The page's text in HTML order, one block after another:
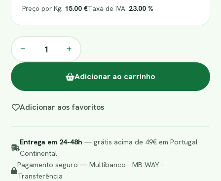
Preço por Kg: 15.00 €Taxa de IVA: 23.00 %
− +
Adicionar ao carrinho
Adicionar aos favoritos
Entrega em 24-48h — grátis acima de 49€ em Portugal
Continental
Pagamento seguro — Multibanco · MB WAY ·
Transferência